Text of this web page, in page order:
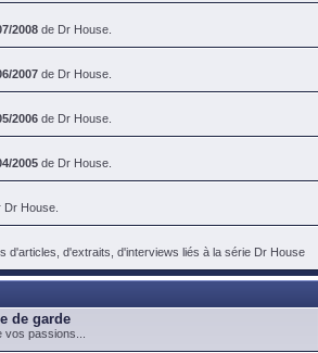
2008 de Dr House.
2007 de Dr House.
2006 de Dr House.
2005 de Dr House.
House.
d'articles, d'extraits, d'interviews liés à la série Dr House
de garde
passions...